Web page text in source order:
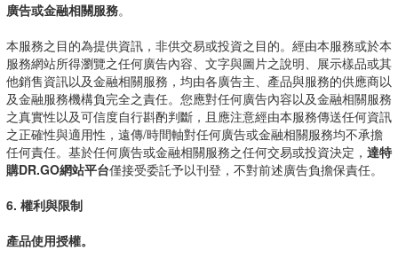
廣告或金融相關服務。
本服務之目的為提供資訊，非供交易或投資之目的。經由本服務或於本
服務網站所得瀏覽之任何廣告內容、文字與圖片之說明、展示樣品或其
他銷售資訊以及金融相關服務，均由各廣告主、產品與服務的供應商以
及金融服務機構負完全之責任。您應對任何廣告內容以及金融相關服務
之真實性以及可信度自行斟酌判斷，且應注意經由本服務傳送任何資訊
之正確性與適用性，遠傳/時間軸對任何廣告或金融相關服務均不承擔
任何責任。基於任何廣告或金融相關服務之任何交易或投資決定， 達特
購DR.GO網站平台僅接受委託予以刊登，不對前述廣告負擔保責任。
6. 權利與限制
產品使用授權。